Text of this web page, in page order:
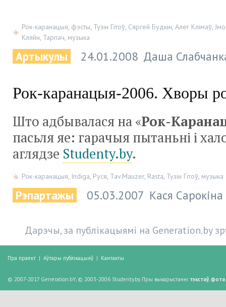
Рок-каранацыя фэсты Тузін Гітоў Сяргей Будкін Алег Клімаў
Кляйн Тарпач музыка
Артыкулы 24.01.2008 Даша
Рок-каранацыя-2006. Хворы
Што адбывалася на «Рок-
пасьля яе: гарачыя пытаньні і
аглядзе Studenty.by.
Рок-каранацыя, Indiga, Руся, Tav.Mauzer, Rasta, Тузін Гітоў, музыка
Рэпартажы 05.03.2007 Кася
Дарэчы, за публікацыямі на Generation.by
Пра праект | Аўтары публікацыяў | Кантакты
© 2007-2017 Generation.bY, © 2003-2006 Studenty.by. Пры выкарыстанні тэкстаў,фота